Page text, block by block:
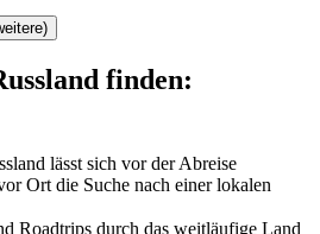
finden:
lässt sich vor der Abreise
Ort die Suche nach einer lokalen
Roadtrips durch das weitläufige Land